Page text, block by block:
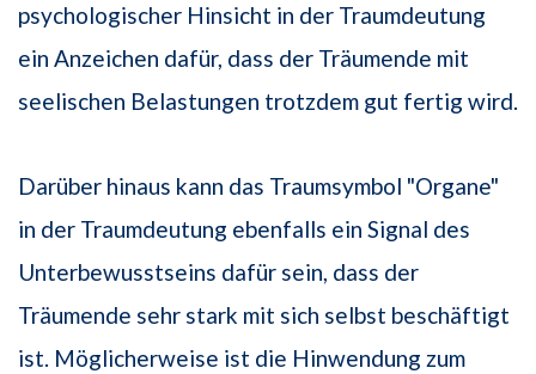
psychologischer Hinsicht in der Traumdeutung
ein Anzeichen dafür, dass der Träumende mit
seelischen Belastungen trotzdem gut fertig wird.
Darüber hinaus kann das Traumsymbol "Organe"
in der Traumdeutung ebenfalls ein Signal des
Unterbewusstseins dafür sein, dass der
Träumende sehr stark mit sich selbst beschäftigt
ist. Möglicherweise ist die Hinwendung zum